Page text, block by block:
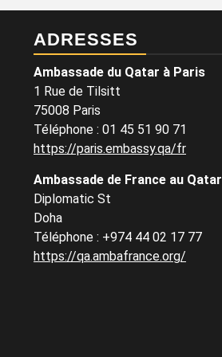
ADRESSES
Ambassade du Qatar à Paris
1 Rue de Tilsitt
75008 Paris
Téléphone : 01 45 51 90 71
https://paris.embassy.qa/fr
Ambassade de France au Qatar
Diplomatic St
Doha
Téléphone : +974 44 02 17 77
https://qa.ambafrance.org/